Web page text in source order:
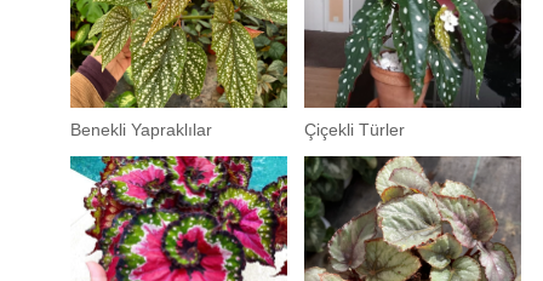
Benekli Yapraklılar Çiçekli Türler